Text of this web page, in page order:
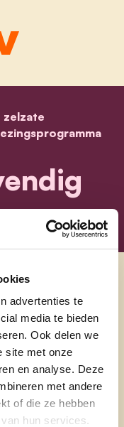
advertenties te
media te bieden
Ook delen we
site met onze
en analyse. Deze
met andere
of die ze hebben
hun services.
zelzate
van het
in